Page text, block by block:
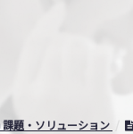
課題・ソリューション